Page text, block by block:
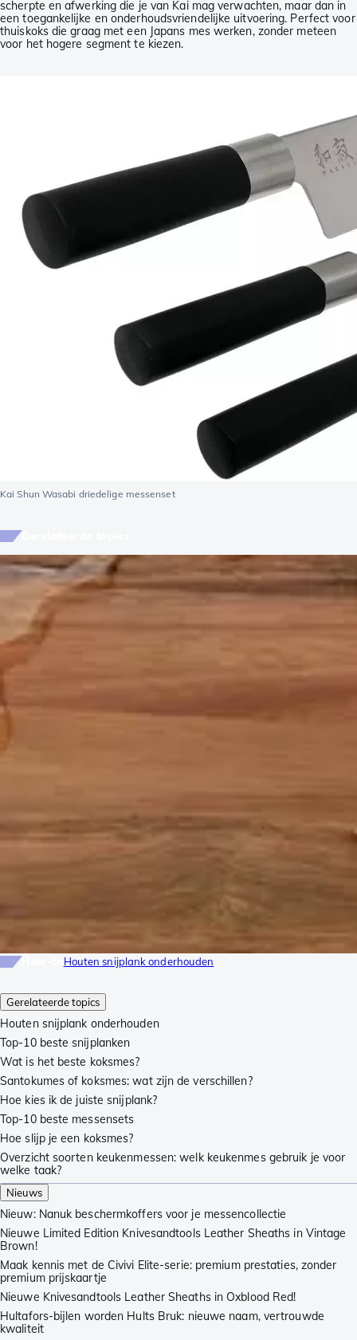
Gerelateerde topics
Houten snijplank onderhouden
Top-10 beste snijplanken
Wat is het beste koksmes?
Santokumes of koksmes: wat zijn de verschillen?
Hoe kies ik de juiste snijplank?
Top-10 beste messensets
Hoe slijp je een koksmes?
Overzicht soorten keukenmessen: welk keukenmes gebruik je voor
welke taak?
Nieuws
Nieuw: Nanuk beschermkoffers voor je messencollectie
Nieuwe Limited Edition Knivesandtools Leather Sheaths in Vintage
Brown!
Maak kennis met de Civivi Elite-serie: premium prestaties, zonder
premium prijskaartje
Nieuwe Knivesandtools Leather Sheaths in Oxblood Red!
Hultafors-bijlen worden Hults Bruk: nieuwe naam, vertrouwde
kwaliteit
scherpte en afwerking die je van Kai mag verwachten, maar dan in
een toegankelijke en onderhoudsvriendelijke uitvoering. Perfect voor
thuiskoks die graag met een Japans mes werken, zonder meteen
voor het hogere segment te kiezen.
Kai Shun Wasabi driedelige messenset
Houten snijplank onderhouden